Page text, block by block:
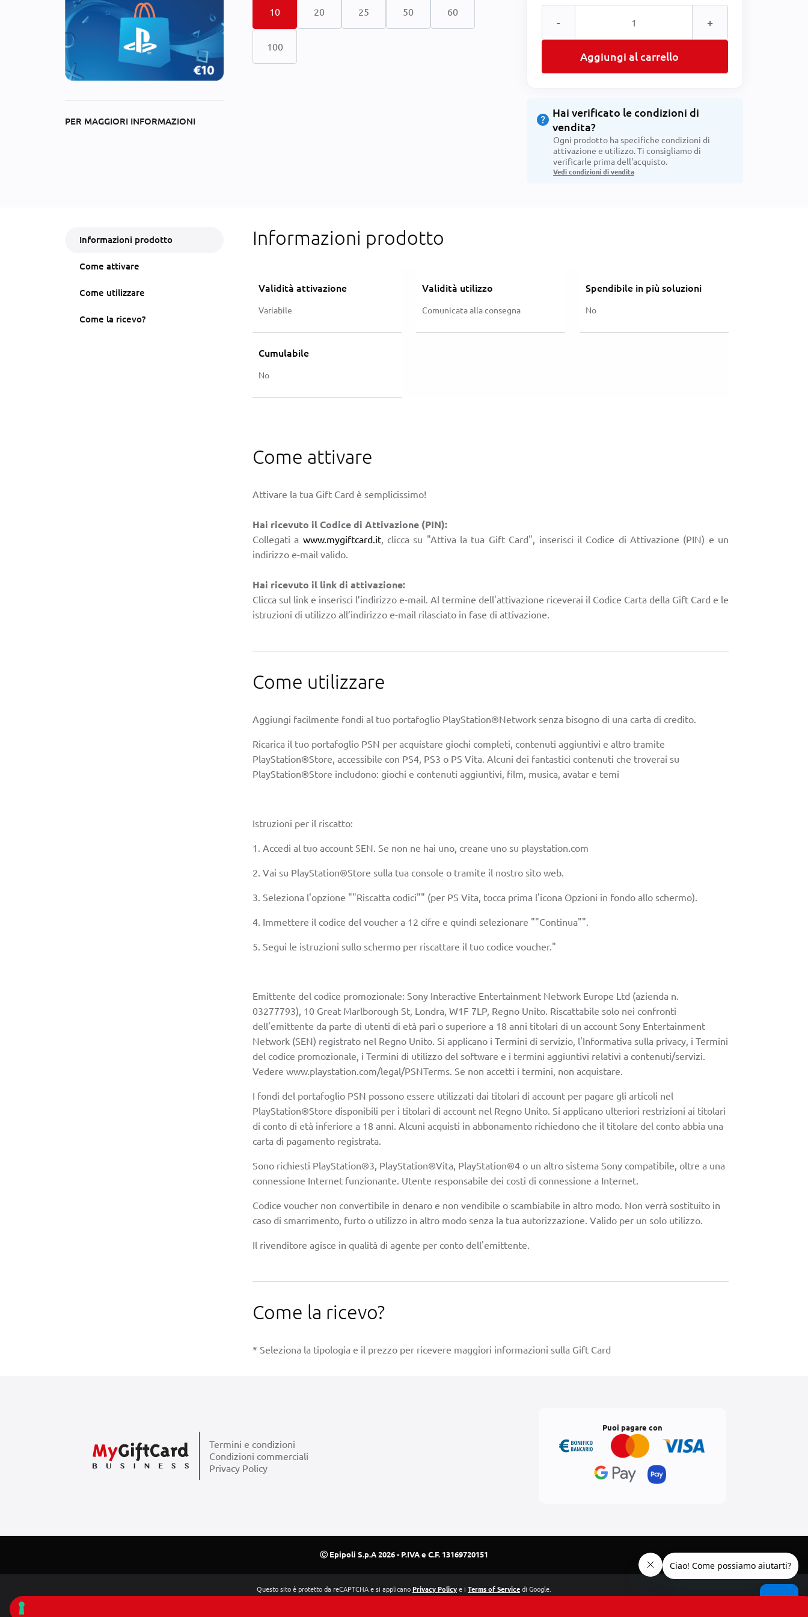
PER MAGGIORI INFORMAZIONI
10 20 25 50 60
100
- +
Aggiungi al carrello
help Hai verificato le condizioni di
vendita?
Ogni prodotto ha specifiche condizioni di
attivazione e utilizzo. Ti consigliamo di
verificarle prima dell'acquisto.
Vedi condizioni di vendita
Informazioni prodotto
Come attivare
Come utilizzare
Come la ricevo?
Informazioni prodotto
Validità attivazione
Variabile
Validità utilizzo
Comunicata alla consegna
Spendibile in più soluzioni
No
Cumulabile
No
Come attivare
Attivare la tua Gift Card è semplicissimo!
Hai ricevuto il Codice di Attivazione (PIN):
Collegati a www.mygiftcard.it, clicca su "Attiva la tua Gift Card", inserisci il Codice di Attivazione (PIN) e un
indirizzo e-mail valido.
Hai ricevuto il link di attivazione:
Clicca sul link e inserisci l’indirizzo e-mail. Al termine dell'attivazione riceverai il Codice Carta della Gift Card e le
istruzioni di utilizzo all’indirizzo e-mail rilasciato in fase di attivazione.
Come utilizzare
Aggiungi facilmente fondi al tuo portafoglio PlayStation®Network senza bisogno di una carta di credito.
Ricarica il tuo portafoglio PSN per acquistare giochi completi, contenuti aggiuntivi e altro tramite
PlayStation®Store, accessibile con PS4, PS3 o PS Vita. Alcuni dei fantastici contenuti che troverai su
PlayStation®Store includono: giochi e contenuti aggiuntivi, film, musica, avatar e temi
Istruzioni per il riscatto:
1. Accedi al tuo account SEN. Se non ne hai uno, creane uno su playstation.com
2. Vai su PlayStation®Store sulla tua console o tramite il nostro sito web.
3. Seleziona l'opzione ""Riscatta codici"" (per PS Vita, tocca prima l'icona Opzioni in fondo allo schermo).
4. Immettere il codice del voucher a 12 cifre e quindi selezionare ""Continua"".
5. Segui le istruzioni sullo schermo per riscattare il tuo codice voucher."
Emittente del codice promozionale: Sony Interactive Entertainment Network Europe Ltd (azienda n.
03277793), 10 Great Marlborough St, Londra, W1F 7LP, Regno Unito. Riscattabile solo nei confronti
dell'emittente da parte di utenti di età pari o superiore a 18 anni titolari di un account Sony Entertainment
Network (SEN) registrato nel Regno Unito. Si applicano i Termini di servizio, l'Informativa sulla privacy, i Termini
del codice promozionale, i Termini di utilizzo del software e i termini aggiuntivi relativi a contenuti/servizi.
Vedere www.playstation.com/legal/PSNTerms. Se non accetti i termini, non acquistare.
I fondi del portafoglio PSN possono essere utilizzati dai titolari di account per pagare gli articoli nel
PlayStation®Store disponibili per i titolari di account nel Regno Unito. Si applicano ulteriori restrizioni ai titolari
di conto di età inferiore a 18 anni. Alcuni acquisti in abbonamento richiedono che il titolare del conto abbia una
carta di pagamento registrata.
Sono richiesti PlayStation®3, PlayStation®Vita, PlayStation®4 o un altro sistema Sony compatibile, oltre a una
connessione Internet funzionante. Utente responsabile dei costi di connessione a Internet.
Codice voucher non convertibile in denaro e non vendibile o scambiabile in altro modo. Non verrà sostituito in
caso di smarrimento, furto o utilizzo in altro modo senza la tua autorizzazione. Valido per un solo utilizzo.
Il rivenditore agisce in qualità di agente per conto dell'emittente.
Come la ricevo?
* Seleziona la tipologia e il prezzo per ricevere maggiori informazioni sulla Gift Card
Termini e condizioni
Condizioni commerciali
Privacy Policy
Puoi pagare con
Ⓒ Epipoli S.p.A 2026 - P.IVA e C.F. 13169720151
Questo sito è protetto da reCAPTCHA e si applicanoPrivacy Policye i Terms of Servicedi Google.
Questa pagina è una vetrina di prodotti. L’acquisto avverrà esclusivamente su mygiftcardbusiness.it della società EPIPOLI S.p.A.